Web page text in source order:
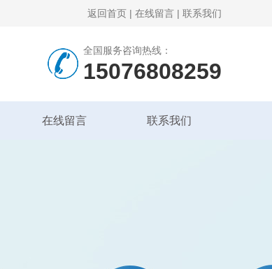
返回首页 | 在线留言 | 联系我们
全国服务咨询热线：
15076808259
在线留言 联系我们